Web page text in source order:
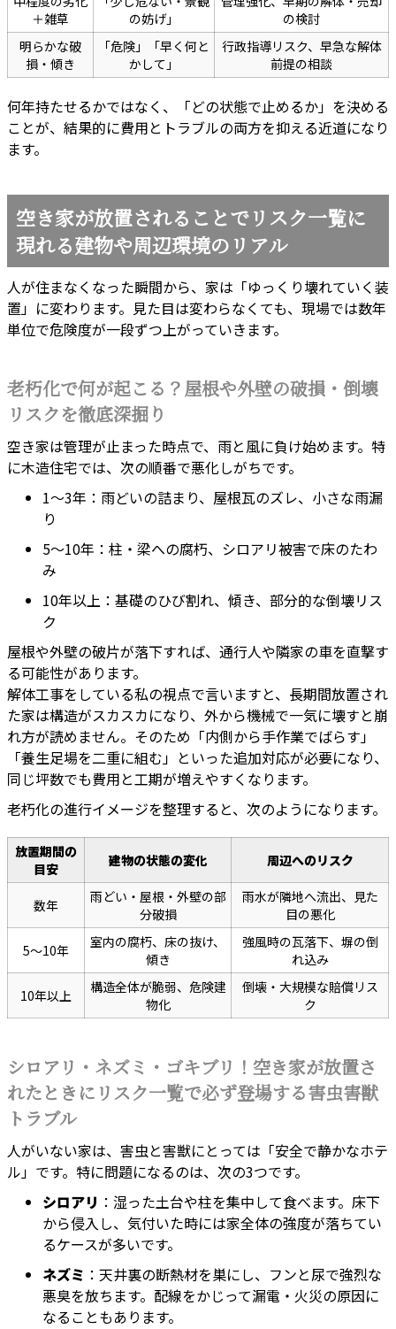
＋雑草
の妨げ」
の検討
明らかな破
損・傾き
「危険」「早く何と
かして」
行政指導リスク、早急な解体
前提の相談
何年持たせるかではなく、「どの状態で止めるか」を決める
ことが、結果的に費用とトラブルの両方を抑える近道になり
ます。
空き家が放置されることでリスク一覧に
現れる建物や周辺環境のリアル
人が住まなくなった瞬間から、家は「ゆっくり壊れていく装
置」に変わります。見た目は変わらなくても、現場では数年
単位で危険度が一段ずつ上がっていきます。
老朽化で何が起こる？屋根や外壁の破損・倒壊
リスクを徹底深掘り
空き家は管理が止まった時点で、雨と風に負け始めます。特
に木造住宅では、次の順番で悪化しがちです。
1〜3年：雨どいの詰まり、屋根瓦のズレ、小さな雨漏
り
5〜10年：柱・梁への腐朽、シロアリ被害で床のたわ
み
10年以上：基礎のひび割れ、傾き、部分的な倒壊リス
ク
屋根や外壁の破片が落下すれば、通行人や隣家の車を直撃す
る可能性があります。
解体工事をしている私の視点で言いますと、長期間放置され
た家は構造がスカスカになり、外から機械で一気に壊すと崩
れ方が読めません。そのため「内側から手作業でばらす」
「養生足場を二重に組む」といった追加対応が必要になり、
同じ坪数でも費用と工期が増えやすくなります。
老朽化の進行イメージを整理すると、次のようになります。
放置期間の
目安
建物の状態の変化 周辺へのリスク
数年
雨どい・屋根・外壁の部
分破損
雨水が隣地へ流出、見た
目の悪化
5〜10年
室内の腐朽、床の抜け、
傾き
強風時の瓦落下、塀の倒
れ込み
10年以上
構造全体が脆弱、危険建
物化
倒壊・大規模な賠償リス
ク
シロアリ・ネズミ・ゴキブリ！空き家が放置さ
れたときにリスク一覧で必ず登場する害虫害獣
トラブル
人がいない家は、害虫と害獣にとっては「安全で静かなホテ
ル」です。特に問題になるのは、次の3つです。
シロアリ ：湿った土台や柱を集中して食べます。床下
から侵入し、気付いた時には家全体の強度が落ちてい
るケースが多いです。
ネズミ ：天井裏の断熱材を巣にし、フンと尿で強烈な
悪臭を放ちます。配線をかじって漏電・火災の原因に
なることもあります。